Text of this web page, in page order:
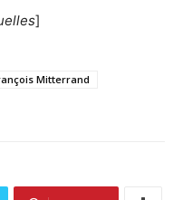
]
Mitterrand